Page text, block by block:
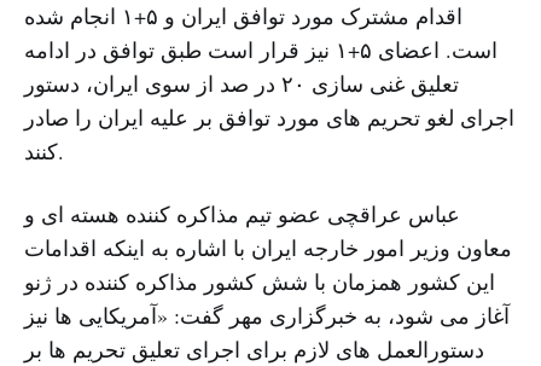
اقدام مشترک مورد توافق ایران و ۵+۱ انجام شده
است. اعضای ۵+۱ نیز قرار است طبق توافق در ادامه
تعلیق غنی سازی ۲۰ در صد از سوی ایران، دستور
اجرای لغو تحریم های مورد توافق بر علیه ایران را صادر
کنند.
عباس عراقچی عضو تیم مذاکره کننده هسته ای و
معاون وزیر امور خارجه ایران با اشاره به اینکه اقدامات
این کشور همزمان با شش کشور مذاکره کننده در ژنو
آغاز می شود، به خبرگزاری مهر گفت: «آمریکایی ها نیز
دستورالعمل های لازم برای اجرای تعلیق تحریم ها بر